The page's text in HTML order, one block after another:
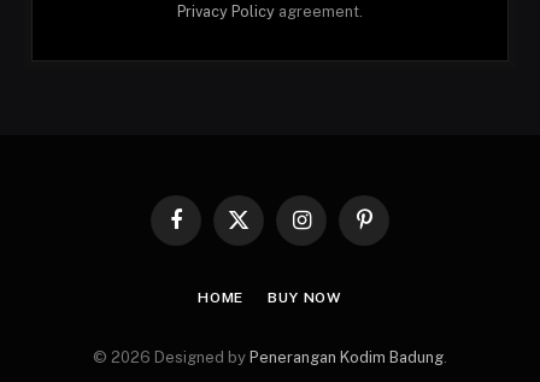
Privacy Policy agreement.
Facebook
X
InstagramPinterest
HOME BUY NOW
© 2026 Designed by Penerangan Kodim Badung